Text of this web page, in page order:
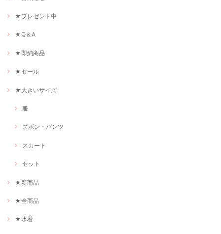
★プレゼント中
★Q＆A
★即納商品
★セール
★大きいサイズ
服
ズボン・パンツ
スカート
セット
★新商品
★全商品
★水着